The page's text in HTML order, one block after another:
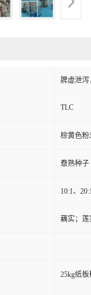
脾虚泄泻
TLC
棕黄色粉
憃熟种子
10:1、
藕实；莲
25kg纸